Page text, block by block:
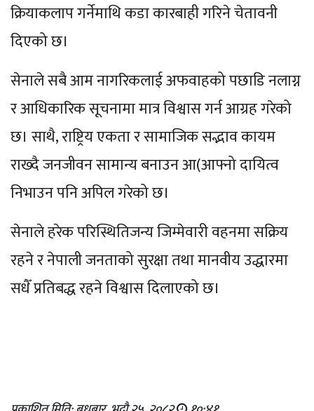
क्रियाकलाप गर्नेमाथि कडा कारबाही गरिने चेतावनी
दिएको छ।
सेनाले सबै आम नागरिकलाई अफवाहको पछाडि नलाग्न
र आधिकारिक सूचनामा मात्र विश्वास गर्न आग्रह गरेको
छ। साथै, राष्ट्रिय एकता र सामाजिक सद्भाव कायम
राख्दै जनजीवन सामान्य बनाउन आ(आफ्नो दायित्व
निभाउन पनि अपिल गरेको छ।
सेनाले हरेक परिस्थितिजन्य जिम्मेवारी वहनमा सक्रिय
रहने र नेपाली जनताको सुरक्षा तथा मानवीय उद्धारमा
सधैँ प्रतिबद्ध रहने विश्वास दिलाएको छ।